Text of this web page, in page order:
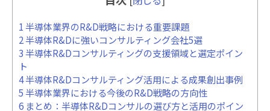
1半導体業界のR&D戦略における重要課題
2半導体R&Dに強いコンサルティング会社5選
3半導体R&Dコンサルティングの支援領域と選定ポイン
ト
4半導体R&Dコンサルティング活用による成果創出事例
5半導体業界における今後のR&D戦略の方向性
6 まとめ：半導体R&Dコンサルの選び方と活用のポイン